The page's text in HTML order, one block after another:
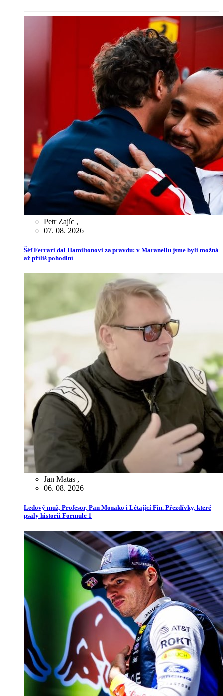
Petr Zajíc ,
07. 08. 2026
Šéf Ferrari dal Hamiltonovi za pravdu: v Maranellu jsme byli možná
až příliš pohodlní
Jan Matas ,
06. 08. 2026
Ledový muž, Profesor, Pan Monako i Létající Fin. Přezdívky, které
psaly historii Formule 1